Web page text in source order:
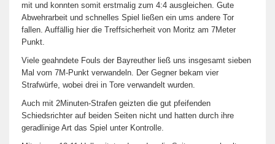
mit und konnten somit erstmalig zum 4:4 ausgleichen. Gute
Abwehrarbeit und schnelles Spiel ließen ein ums andere Tor
fallen. Auffällig hier die Treffsicherheit von Moritz am 7Meter
Punkt.
Viele geahndete Fouls der Bayreuther ließ uns insgesamt sieben
Mal vom 7M-Punkt verwandeln. Der Gegner bekam vier
Strafwürfe, wobei drei in Tore verwandelt wurden.
Auch mit 2Minuten-Strafen geizten die gut pfeifenden
Schiedsrichter auf beiden Seiten nicht und hatten durch ihre
geradlinige Art das Spiel unter Kontrolle.